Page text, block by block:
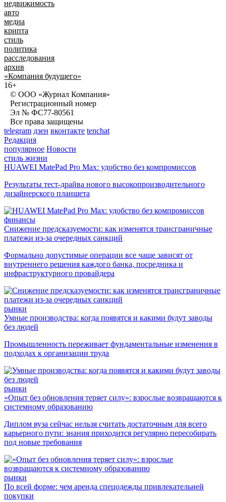
недвижимость
авто
медиа
крипта
стиль
политика
расследования
архив
«Компания будущего»
16+
© ООО «Журнал Компания»
Регистрационный номер
Эл № ФС77-80561
Все права защищены
telegram дзен вконтакте tenchat
Редакция
популярное Новости
стиль жизни
HUAWEI MatePad Pro Max: удобство без компромиссов
Результаты тест-драйва нового высокопроизводительного
дизайнерского планшета
финансы
Снижение предсказуемости: как изменятся трансграничные
платежи из-за очередных санкций
Формально допустимые операции все чаще зависят от
внутреннего решения каждого банка, посредника и
инфраструктурного провайдера
рынки
Умные производства: когда появятся и какими будут заводы
без людей
Промышленность переживает фундаментальные изменения в
подходах к организации труда
рынки
«Опыт без обновления теряет силу»: взрослые возвращаются к
системному образованию
Диплом вуза сейчас нельзя считать достаточным для всего
карьерного пути: знания приходится регулярно пересобирать
под новые требования
рынки
По всей форме: чем аренда спецодежды привлекательней
покупки